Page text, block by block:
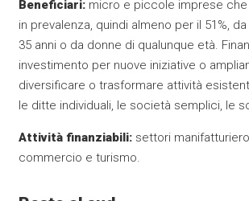
Beneficiari:micro e piccole imprese
in prevalenza, quindi almeno per il 51%,
35 anni o da donne di qualunque età.
investimento per nuove iniziative o
diversificare o trasformare attività
le ditte individuali, le società semplici, le
Attività finanziabili:settori
commercio e turismo.